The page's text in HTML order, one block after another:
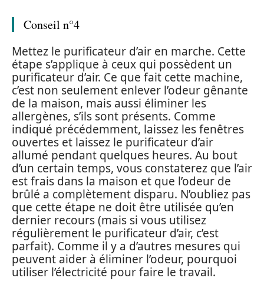
Conseil n°4
Mettez le purificateur d’air en marche. Cette
étape s’applique à ceux qui possèdent un
purificateur d’air. Ce que fait cette machine,
c’est non seulement enlever l’odeur gênante
de la maison, mais aussi éliminer les
allergènes, s’ils sont présents. Comme
indiqué précédemment, laissez les fenêtres
ouvertes et laissez le purificateur d’air
allumé pendant quelques heures. Au bout
d’un certain temps, vous constaterez que l’air
est frais dans la maison et que l’odeur de
brûlé a complètement disparu. N’oubliez pas
que cette étape ne doit être utilisée qu’en
dernier recours (mais si vous utilisez
régulièrement le purificateur d’air, c’est
parfait). Comme il y a d’autres mesures qui
peuvent aider à éliminer l’odeur, pourquoi
utiliser l’électricité pour faire le travail.